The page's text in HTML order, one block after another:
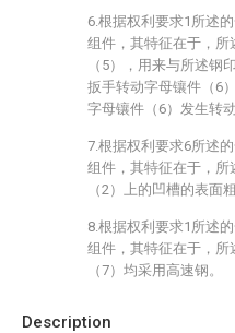
Description
6.根据权利要求1所述
组件，其特征在于，所
（5），用来与所述钢
扳手转动字母镶件（6
字母镶件（6）发生转动
7.根据权利要求6所述
组件，其特征在于，所
（2）上的凹槽的表面
8.根据权利要求1所述
组件，其特征在于，
（7）均采用高速钢。